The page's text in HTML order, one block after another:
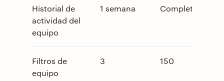
Historial de
actividad del
equipo
1 semana Completo
Filtros de
equipo
3 150